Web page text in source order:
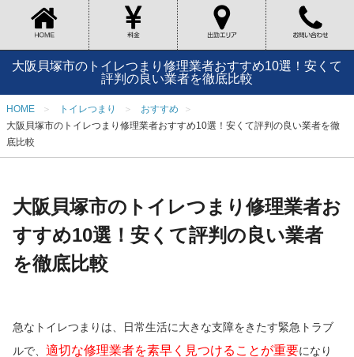
大阪貝塚市のトイレつまり修理業者おすすめ10選！安くて
評判の良い業者を徹底比較
HOME トイレつまり
おすすめ
大阪貝塚市のトイレつまり修理業者おすすめ10選！安くて評判の良い業者を徹
底比較
大阪貝塚市のトイレつまり修理業者お
すすめ10選！安くて評判の良い業者
を徹底比較
急なトイレつまりは、日常生活に大きな支障をきたす緊急トラブ
ルで、 適切な修理業者を素早く見つけることが重要になり